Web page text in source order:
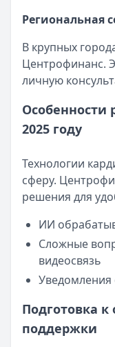
Региональная
В крупных
Центрофинанс.
личную
Особенности
2025 году
Технологии
сферу.
решения для
ИИ
Сложные
видеосвязь
Уведомления
Подготовка
поддержки